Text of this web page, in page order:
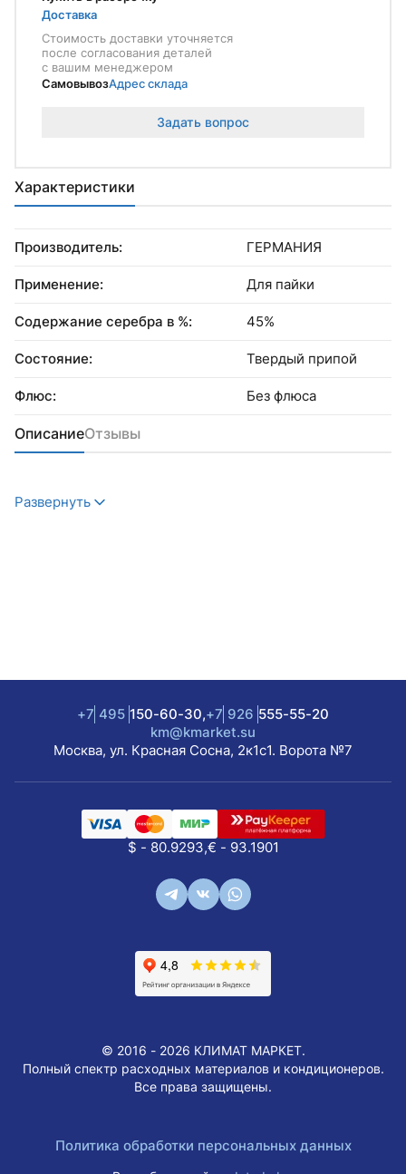
Характеристики
Производитель: ГЕРМАНИЯ
Применение: Для пайки
Содержание серебра в %: 45%
Состояние: Твердый припой
Флюс: Без флюса
Доставка
Стоимость доставки уточняется
после согласования деталей
с вашим менеджером
СамовывозАдрес склада
Задать вопрос
ОписаниеОтзывы
Развернуть
+7 495 150-60-30,+7 926 555-55-20
km@kmarket.su
Москва, ул. Красная Сосна, 2к1с1. Ворота №7
$ - 80.9293,€ - 93.1901
© 2016 - 2026 КЛИМАТ МАРКЕТ.
Полный спектр расходных материалов и кондиционеров.
Все права защищены.
Политика обработки персональных данных